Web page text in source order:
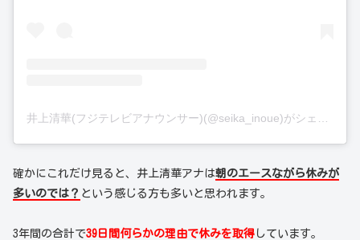
確かにこれだけ見ると、井上清華アナは朝のエースながら休みが
多いのでは？ という感じる方も多いと思われます。
3年間の合計で39日間何らかの理由で休みを取得 しています。